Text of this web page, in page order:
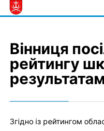
Skip
to
Вінниця
рейтингу
Згідно із рейтингом